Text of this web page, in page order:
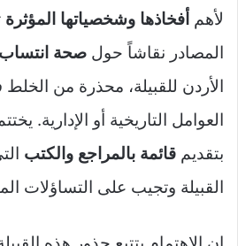
لأهم أفخاذها وشخصياتها المؤثرة
المصادر نقاشاً حول صحة
الأردن للقبيلة، محذرة من
العوامل التاريخية أو الإدارية.
بتقديم قائمة بالمراجع والكتب
القبيلة وتجيب على التساؤلات